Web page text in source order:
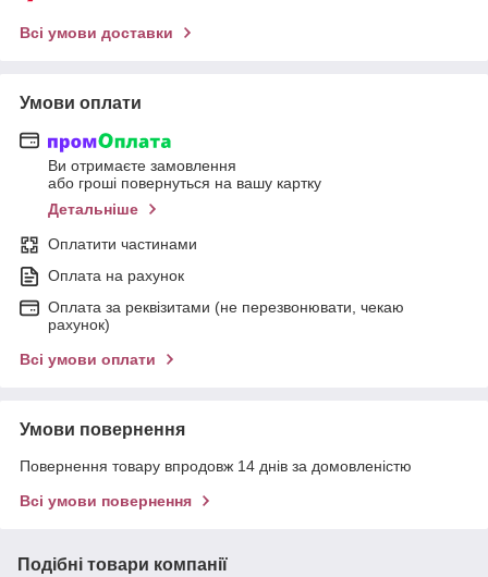
Всі умови доставки
Умови оплати
Ви отримаєте замовлення
або гроші повернуться на вашу картку
Детальніше
Оплатити частинами
Оплата на рахунок
Оплата за реквізитами (не перезвонювати, чекаю
рахунок)
Всі умови оплати
Умови повернення
Повернення товару впродовж 14 днів за домовленістю
Всі умови повернення
Подібні товари компанії